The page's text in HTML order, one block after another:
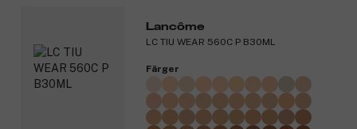
Lancôme
LC TIU WEAR 560C P B30ML
Färger